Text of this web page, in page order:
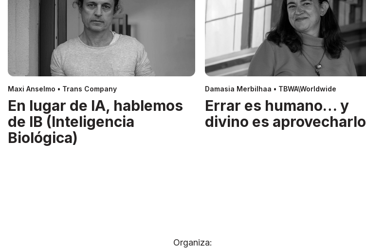
Maxi Anselmo • Trans Company
En lugar de IA, hablemos
de IB (Inteligencia
Biológica)
Damasia Merbilhaa • TBWA\Worldwide
Errar es humano… y
divino es aprovecharlo
Organiza: